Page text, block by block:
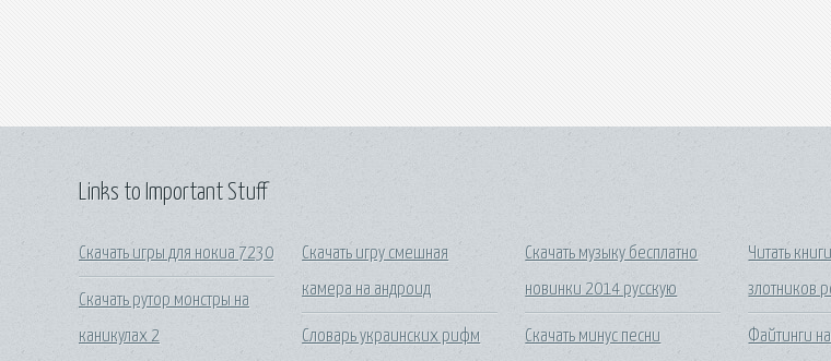
Links to Important Stuff
Скачать игры для нокиа 7230
Скачать рутор монстры на
каникулах 2
Скачать игру смешная
камера на андроид
Словарь украинских рифм
Скачать музыку бесплатно
новинки 2014 русскую
Скачать минус песни
Читать
злотников
Файтинги